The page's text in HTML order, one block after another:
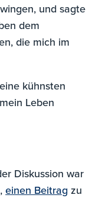
und sagte
dem
die mich im
kühnsten
Leben
Diskussion war
einen Beitrag zu